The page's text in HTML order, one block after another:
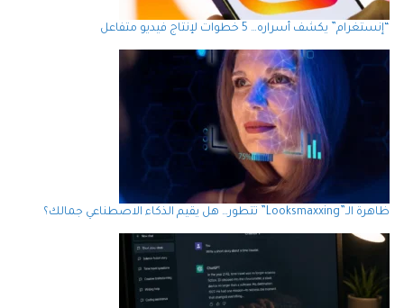
“إنستغرام” يكشف أسراره… 5 خطوات لإنتاج فيديو متفاعل
ظاهرة الـ”Looksmaxxing” تتطور… هل يقيم الذكاء الاصطناعي جمالك؟